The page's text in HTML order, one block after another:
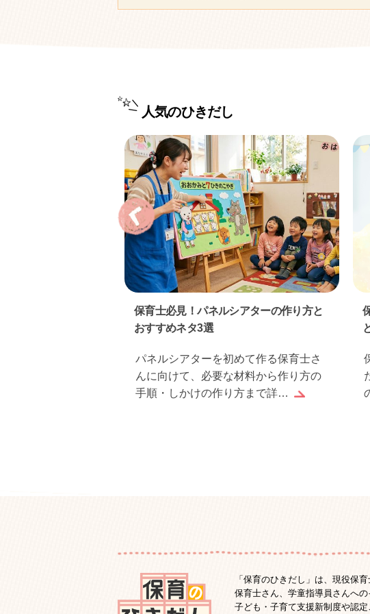
人気のひきだし
保育士必見！パネルシアターの作り方と
おすすめネタ3選
パネルシアターを初めて作る保育士さ
んに向けて、必要な材料から作り方の
手順・しかけの作り方まで詳…
「保育のひきだし」は、現役保
保育士さん、学童指導員さんへ
子ども・子育て支援新制度や認